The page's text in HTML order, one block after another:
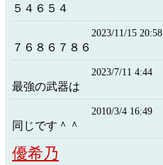
５４６５４
2023/11/15 20:58
７６８６７８６
2023/7/11 4:44
最強の武器は
2010/3/4 16:49
同じです＾＾
優希乃